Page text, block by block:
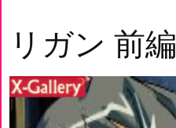
リガン 前編